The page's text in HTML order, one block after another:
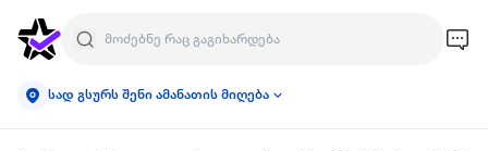
სად გსურს შენი ამანათის მიღება